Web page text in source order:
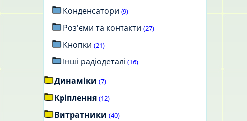
Конденсатори (9)
Роз'єми та контакти (27)
Кнопки (21)
Інші радіодеталі (16)
Динаміки (7)
Кріплення (12)
Витратники (40)